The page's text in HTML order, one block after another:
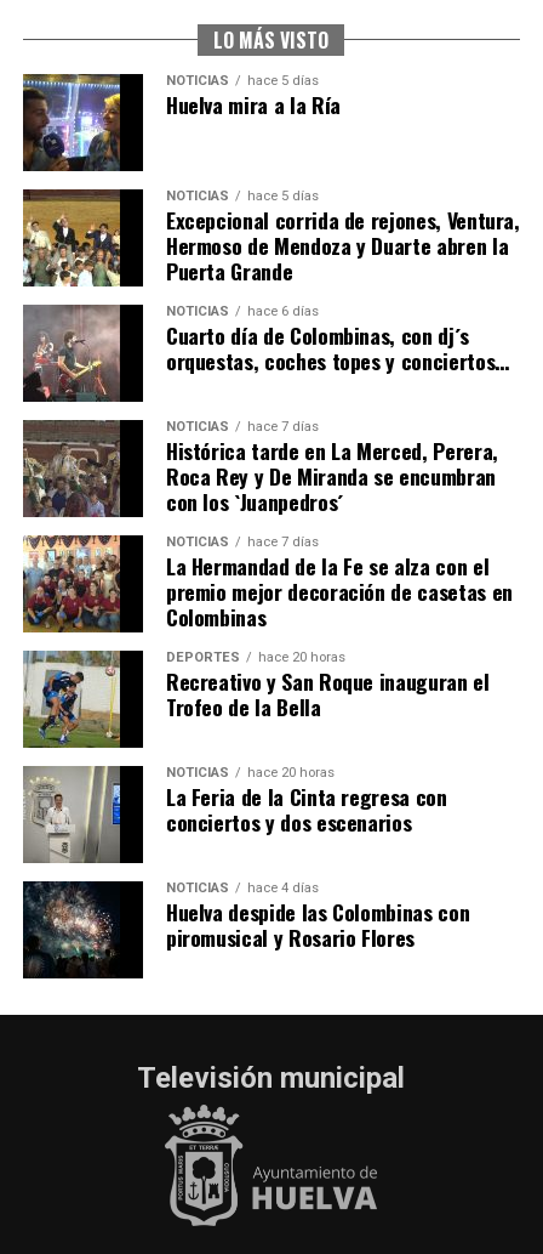
6º DÍA DE LAS FIESTAS COLOMBINAS 2026
hace 4 días Huelvatv
QUINTA CORRIDA DE LAS FIESTAS COLOMBINAS
2026
hace 5 días· Huelvatv
LO MÁS VISTO
NOTICIAS hace 5 días
Huelva mira a la Ría
NOTICIAS hace 5 días
Excepcional corrida de rejones, Ventura,
Hermoso de Mendoza y Duarte abren la
Puerta Grande
NOTICIAS hace 6 días
Cuarto día de Colombinas, con dj´s
orquestas, coches topes y conciertos…
NOTICIAS hace 7 días
Histórica tarde en La Merced, Perera,
Roca Rey y De Miranda se encumbran
con los `Juanpedros´
NOTICIAS hace 7 días
La Hermandad de la Fe se alza con el
premio mejor decoración de casetas en
Colombinas
DEPORTES hace 20 horas
Recreativo y San Roque inauguran el
Trofeo de la Bella
NOTICIAS hace 20 horas
La Feria de la Cinta regresa con
conciertos y dos escenarios
NOTICIAS hace 4 días
Huelva despide las Colombinas con
piromusical y Rosario Flores
Televisión municipal